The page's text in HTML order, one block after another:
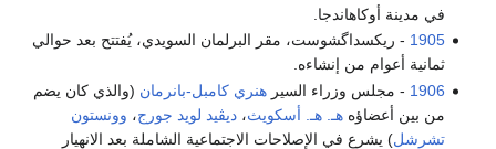
في مدينة أوكاهاندجا.
1905 - ريكسداگشوست، مقر البرلمان السويدي، يُفتتح بعد حوالي
ثمانية أعوام من إنشاءه.
1906 - مجلس وزراء السيرهنري كامبل-بانرمان (والذي كان يضم
من بين أعضاؤههـ. هـ. أسكويث،ديڤيد لويد جورج، وونستون
تشرشل) يشرع في الإصلاحات الاجتماعية الشاملة بعد الانهيار